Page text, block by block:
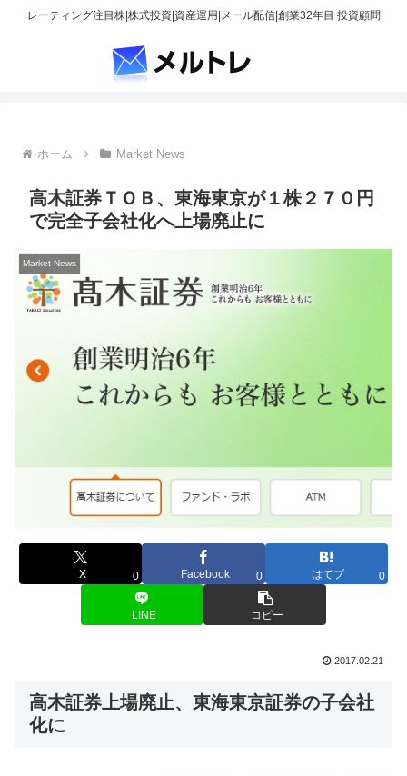
レーティング注目株|株式投資|資産運用|メール配信|創業32年目 投資顧問
ホーム Market News
高木証券ＴＯＢ、東海東京が１株２７０円
で完全子会社化へ上場廃止に
Market News
X 0 Facebook 0 はてブ 0
LINE コピー
2017.02.21
高木証券上場廃止、東海東京証券の子会社
化に